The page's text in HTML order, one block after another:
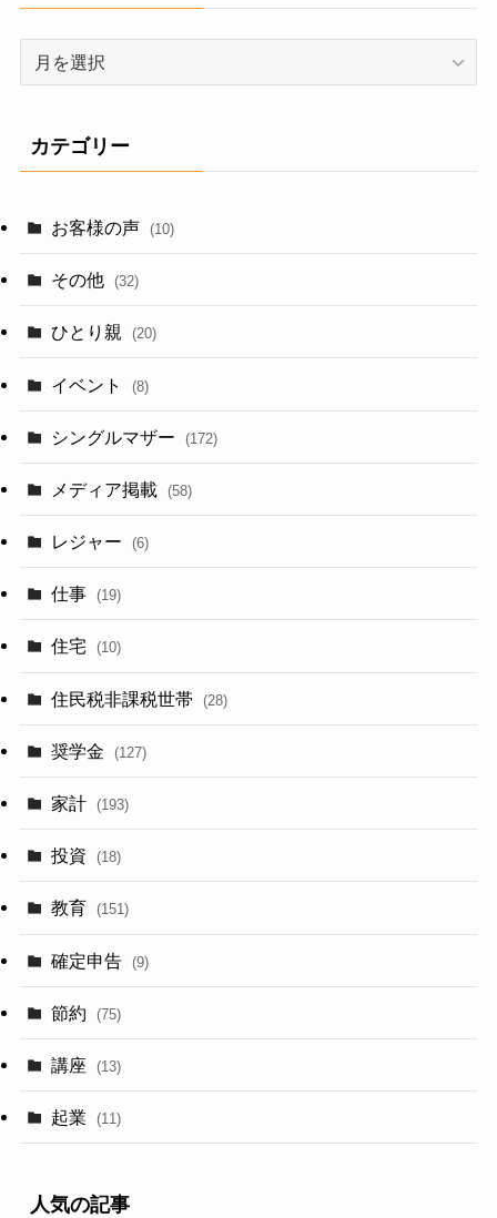
ブ
カテゴリー
お客様の声 (10)
その他 (32)
ひとり親 (20)
イベント (8)
シングルマザー (172)
メディア掲載 (58)
レジャー (6)
仕事 (19)
住宅 (10)
住民税非課税世帯 (28)
奨学金 (127)
家計 (193)
投資 (18)
教育 (151)
確定申告 (9)
節約 (75)
講座 (13)
起業 (11)
人気の記事